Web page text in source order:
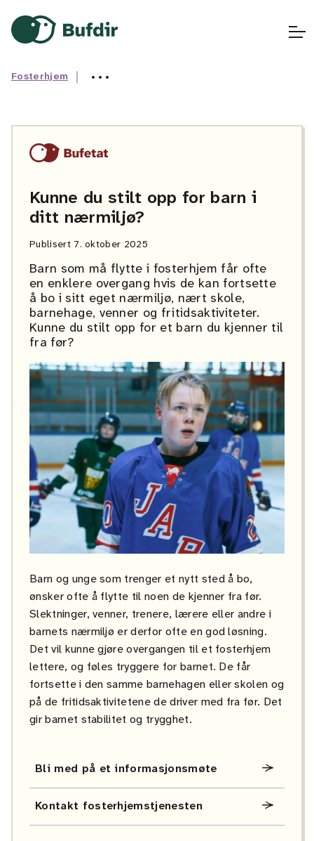
Gå til fremsiden
Fosterhjem
Kunne du stilt opp for barn i
ditt nærmiljø?
Publisert 7. oktober 2025
Barn som må flytte i fosterhjem får ofte
en enklere overgang hvis de kan fortsette
å bo i sitt eget nærmiljø, nært skole,
barnehage, venner og fritidsaktiviteter.
Kunne du stilt opp for et barn du kjenner til
fra før?
Barn og unge som trenger et nytt sted å bo,
ønsker ofte å flytte til noen de kjenner fra før.
Slektninger, venner, trenere, lærere eller andre i
barnets nærmiljø er derfor ofte en god løsning.
Det vil kunne gjøre overgangen til et fosterhjem
lettere, og føles tryggere for barnet. De får
fortsette i den samme barnehagen eller skolen og
på de fritidsaktivitetene de driver med fra før. Det
gir barnet stabilitet og trygghet.
Bli med på et informasjonsmøte
Kontakt fosterhjemstjenesten